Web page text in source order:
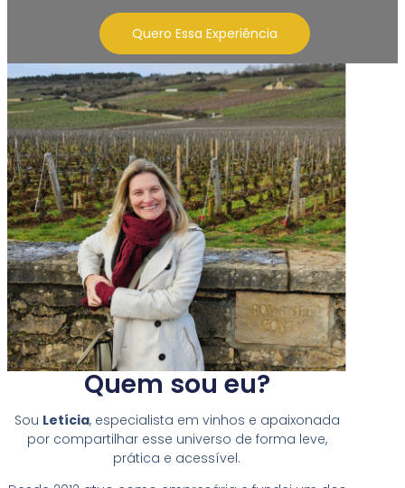
Quero Essa Experiência
Quem sou eu?
Sou Letícia, especialista em vinhos e apaixonada
por compartilhar esse universo de forma leve,
prática e acessível.